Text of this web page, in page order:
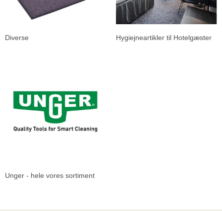
Diverse Hygiejneartikler til Hotelgæster
Unger - hele vores sortiment